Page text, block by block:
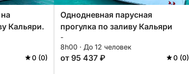
Кальяри.
0 (0)
Однодневная парусная
прогулка по заливу Кальяри
-
8h00 · До 12 человек
от 95 437 ₽ 0 (0)